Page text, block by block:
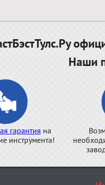
Наши
гарантия на
инструмента!